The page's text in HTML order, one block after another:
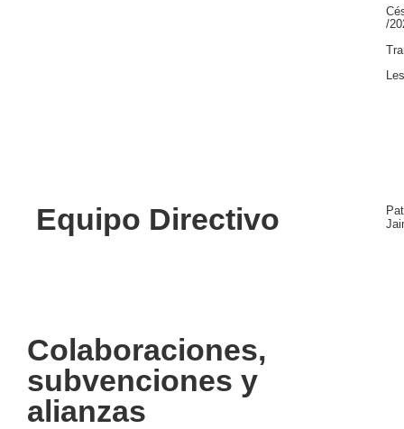
/
Equipo Directivo
Colaboraciones,
subvenciones y
alianzas